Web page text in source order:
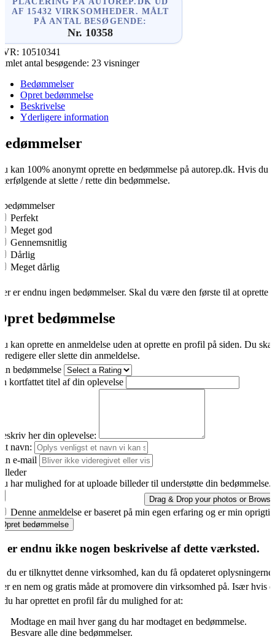
AF 15432 VIRKSOMHEDER. MÅLT
PÅ ANTAL BESØGENDE:
Nr. 10358
10510341
antal besøgende: 23 visninger
Bedømmelser
Opret bedømmelse
Beskrivelse
Yderligere information
kan 100% anonymt oprette en bedømmelse på autorep.dk. Hvis
at slette / rette din bedømmelse.
bedømmelser
Perfekt
Meget god
Gennemsnitlig
Dårlig
Meget dårlig
er endnu ingen bedømmelser. Skal du være den første til at oprette
bedømmelse
kan oprette en anmeldelse uden at oprette en profil på siden. Du
redigere eller slette din anmeldelse.
bedømmelse
kortfattet titel af din oplevelse
her din oplevelse:
navn:
e-mail
har mulighed for at uploade billeder til understøtte din bedømmelse.
Drag & Drop your photos or Browse
Denne anmeldelse er baseret på min egen erfaring og er min
Opret bedømmelse
er endnu ikke nogen beskrivelse af dette værksted.
du er tilknyttet denne virksomhed, kan du få opdateret oplysningerne.
er en nem og gratis måde at promovere din virksomhed på. Især hvis
du har oprettet en profil får du mulighed for at:
Modtage en mail hver gang du har modtaget en bedømmelse.
Besvare alle dine bedømmelser.